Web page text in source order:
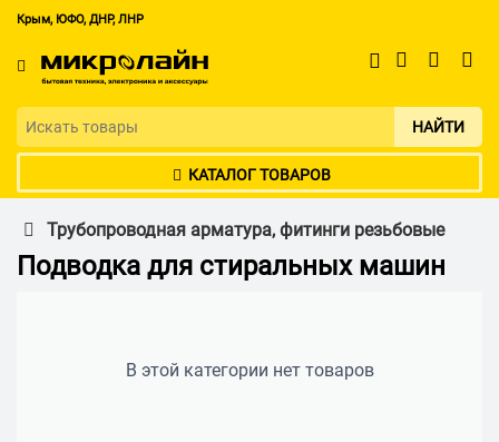
Крым, ЮФО, ДНР, ЛНР
НАЙТИ
КАТАЛОГ ТОВАРОВ
Трубопроводная арматура, фитинги резьбовые
Подводка для стиральных машин
В этой категории нет товаров